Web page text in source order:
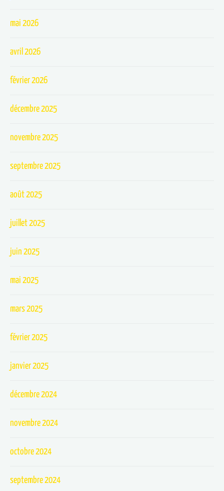
mai 2026
avril 2026
février 2026
décembre 2025
novembre 2025
septembre 2025
août 2025
juillet 2025
juin 2025
mai 2025
mars 2025
février 2025
janvier 2025
décembre 2024
novembre 2024
octobre 2024
septembre 2024